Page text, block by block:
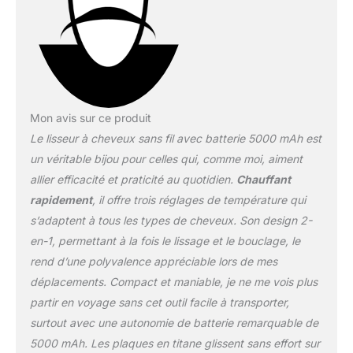
Batterie Super 5000 mAh
: le fer à lisser sans fil est
minutes de temps de
coiffage. Le câble USB-C
inclus facilite le
chargement. Vous
pouvez charger votre fer
à lisser sans fil à l'aide de
divers appareils tels
qu'une banque
d'alimentation, une
voiture, un ordinateur ou
un chargeur USB.
Conception Intelligente
ADOBIRD : il existe 3
Mon avis sur ce produit
Le lisseur à cheveux sans fil avec batterie 5000 mAh est
un véritable bijou pour celles qui, comme moi, aiment
allier efficacité et praticité au quotidien. Chauffant
rapidement, il offre trois réglages de température qui
s’adaptent à tous les types de cheveux. Son design 2-
en-1, permettant à la fois le lissage et le bouclage, le
rend d’une polyvalence appréciable lors de mes
déplacements. Compact et maniable, je ne me vois plus
partir en voyage sans cet outil facile à transporter,
surtout avec une autonomie de batterie remarquable de
5000 mAh. Les plaques en titane glissent sans effort sur